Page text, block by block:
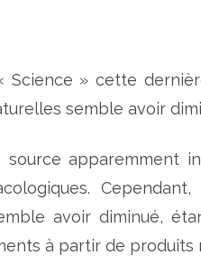
E
l
e
c
l
n
e
a
r
» cette
semble avoir
apparemment
avoir diminué,
à partir de produits